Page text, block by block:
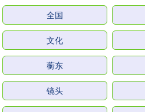
全国
文化
蘅东
镜头